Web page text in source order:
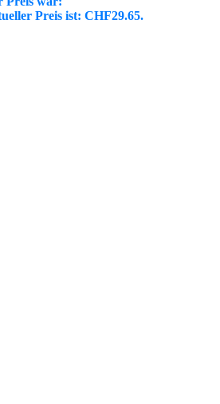
Preis ist: CHF29.65.